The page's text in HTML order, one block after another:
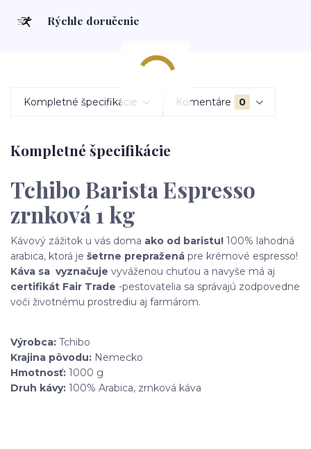
Rýchle doručenie
Kompletné špecifikácie Komentáre 0
Kompletné špecifikácie
Tchibo Barista Espresso
zrnková 1 kg
Kávový zážitok u vás doma ako od baristu! 100% lahodná
arabica, ktorá je šetrne prepražená pre krémové espresso!
Káva sa vyznačuje vyváženou chuťou a navyše má aj
certifikát Fair Trade -pestovatelia sa správajú zodpovedne
voči životnému prostrediu aj farmárom.
Výrobca: Tchibo
Krajina pôvodu: Nemecko
Hmotnosť: 1000 g
Druh kávy: 100% Arabica, zrnková káva